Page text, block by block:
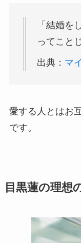
「結婚を
ってこと
出典： マ
愛する人とはお
です。
目黒蓮の理想